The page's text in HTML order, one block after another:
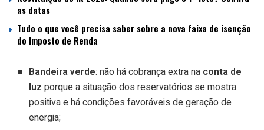
as datas
Tudo o que você precisa saber sobre a nova faixa de isenção
do Imposto de Renda
Bandeira verde: não há cobrança extra na conta de
luz porque a situação dos reservatórios se mostra
positiva e há condições favoráveis de geração de
energia;